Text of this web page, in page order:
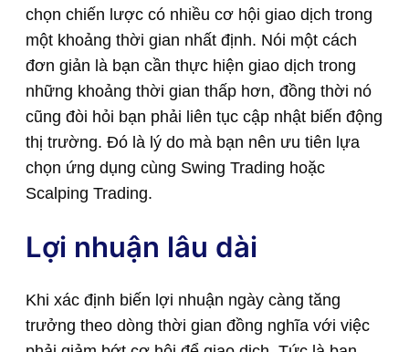
chọn chiến lược có nhiều cơ hội giao dịch trong
một khoảng thời gian nhất định. Nói một cách
đơn giản là bạn cần thực hiện giao dịch trong
những khoảng thời gian thấp hơn, đồng thời nó
cũng đòi hỏi bạn phải liên tục cập nhật biến động
thị trường. Đó là lý do mà bạn nên ưu tiên lựa
chọn ứng dụng cùng Swing Trading hoặc
Scalping Trading.
Lợi nhuận lâu dài
Khi xác định biến lợi nhuận ngày càng tăng
trưởng theo dòng thời gian đồng nghĩa với việc